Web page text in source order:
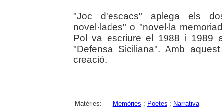
"Joc d'escacs" aplega els
novel·lades" o "novel·la
Pol va escriure el 1988 i 1989
"Defensa Siciliana". Amb
creació.
Matèries: Memòries ; Poetes ; Narrativa